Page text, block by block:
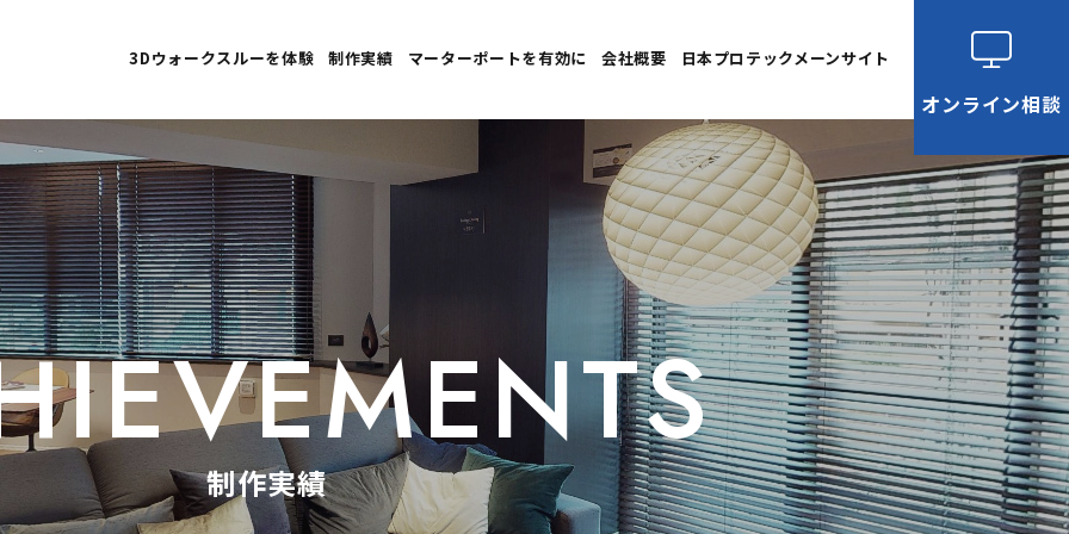
3Dウォークスルーを体験 制作実績 マーターポートを有効に 会社概要 日本プロテックメーンサイト
オンライン相談
制作実績